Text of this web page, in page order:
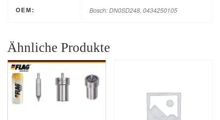
OEM: Bosch: DN0SD248, 0434250105
Ähnliche Produkte